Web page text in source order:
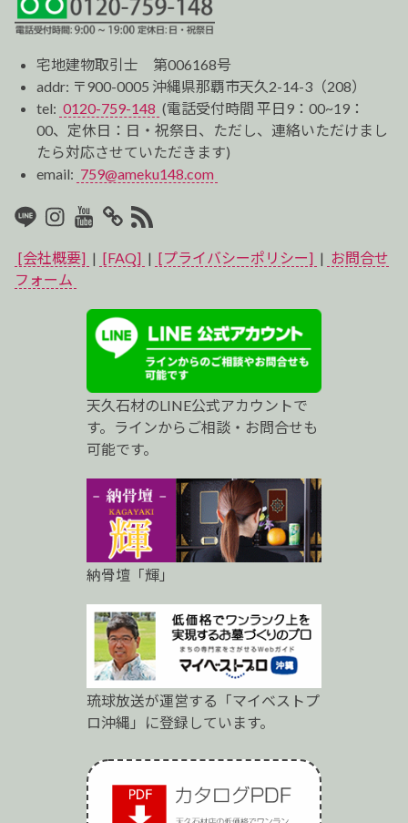
宅地建物取引士 第006168号
addr: 〒900-0005 沖縄県那覇市天久2-14-3（208）
tel: 0120-759-148 (電話受付時間 平日9：00~19：
00、定休日：日・祝祭日、ただし、連絡いただけまし
たら対応させていただきます)
email: 759@ameku148.com
LINEInstagram
Youtube
マ
イ
ス
ト
ロ
RSS2
[会社概要] | [FAQ] | [プライバシーポリシー] | お問合せ
フォーム
天久石材のLINE公式アカウントで
す。ラインからご相談・お問合せも
可能です。
納骨壇「輝」
琉球放送が運営する「マイベストプ
ロ沖縄」に登録しています。